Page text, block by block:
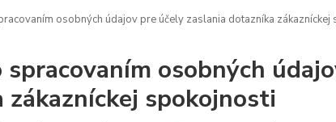
osobných údajov pre účely zaslania dotazníka zákazníckej
spracovaním osobných
zákazníckej spokojnosti